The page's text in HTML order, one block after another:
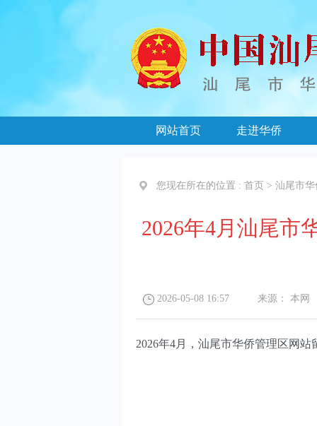
网站首页 走进华侨
您现在所在的位置 : 首页 > 汕尾市
2026年4月汕尾市
2026-05-08 16:57 来源： 本网
2026年4月，汕尾市华侨管理区网